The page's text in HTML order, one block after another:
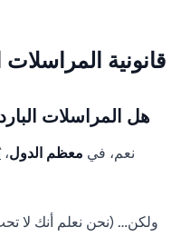
قانونية المراسلات
هل المراسلات
نعم، في معظم الدول
ولكن… (نحن نعلم أنك لا